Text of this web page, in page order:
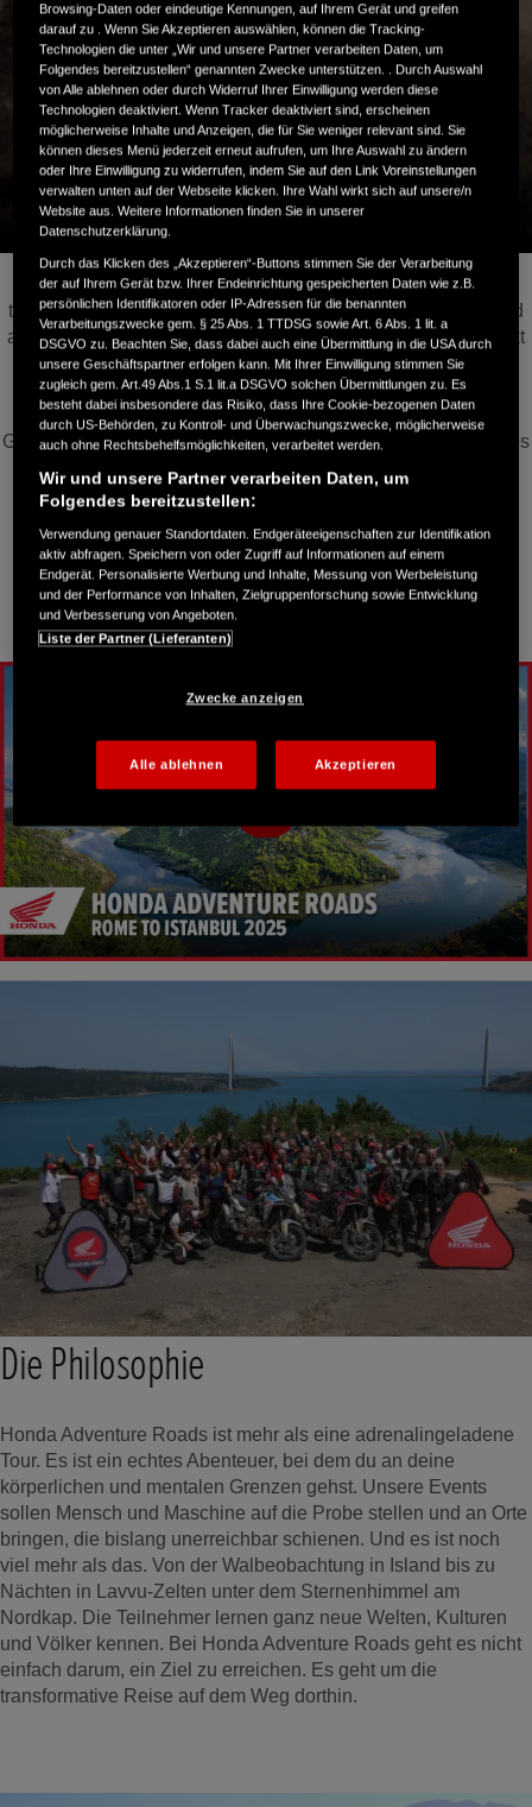
HONDA ADVENTURE ROADS
Honda Adventure Roads – das ist echtes Abenteuer auf
einer Honda.
Jedes Event ist darauf ausgelegt, die Fahrer physisch,
technisch und mental über lange Distanzen, sowohl Off-Road
als auch On-Road, an ihre Grenzen zu bringen. Im Mittelpunkt
stehen gemeinsame Abenteuer, das Fahren zusammen mit
anderen Teilnehmern, Honda-Marshals, Botschaftern und
HRC. Ein Rundum-Service mit Logistik, Unterkunft,
Gepäcktransport, Kraftstoff und Navigationsunterstützung. Dies
ermöglicht es den Fahrern, sich voll und ganz auf die Reise,
die Landschaften und True Adventure zu konzentrieren.
Honda Adventure Roads 2026
Die Philosophie
Honda Adventure Roads ist mehr als eine adrenalingeladene
Tour. Es ist ein echtes Abenteuer, bei dem du an deine
körperlichen und mentalen Grenzen gehst. Unsere Events
sollen Mensch und Maschine auf die Probe stellen und an Orte
bringen, die bislang unerreichbar schienen. Und es ist noch
viel mehr als das. Von der Walbeobachtung in Island bis zu
Nächten in Lavvu-Zelten unter dem Sternenhimmel am
Nordkap. Die Teilnehmer lernen ganz neue Welten, Kulturen
und Völker kennen. Bei Honda Adventure Roads geht es nicht
einfach darum, ein Ziel zu erreichen. Es geht um die
transformative Reise auf dem Weg dorthin.
Browsing-Daten oder eindeutige Kennungen, auf Ihrem Gerät und greifen
darauf zu . Wenn Sie Akzeptieren auswählen, können die Tracking-
Technologien die unter „Wir und unsere Partner verarbeiten Daten, um
Folgendes bereitzustellen“ genannten Zwecke unterstützen. . Durch Auswahl
von Alle ablehnen oder durch Widerruf Ihrer Einwilligung werden diese
Technologien deaktiviert. Wenn Tracker deaktiviert sind, erscheinen
möglicherweise Inhalte und Anzeigen, die für Sie weniger relevant sind. Sie
können dieses Menü jederzeit erneut aufrufen, um Ihre Auswahl zu ändern
oder Ihre Einwilligung zu widerrufen, indem Sie auf den Link Voreinstellungen
verwalten unten auf der Webseite klicken. Ihre Wahl wirkt sich auf unsere/n
Website aus. Weitere Informationen finden Sie in unserer
Datenschutzerklärung.
Durch das Klicken des „Akzeptieren“-Buttons stimmen Sie der Verarbeitung
der auf Ihrem Gerät bzw. Ihrer Endeinrichtung gespeicherten Daten wie z.B.
persönlichen Identifikatoren oder IP-Adressen für die benannten
Verarbeitungszwecke gem. § 25 Abs. 1 TTDSG sowie Art. 6 Abs. 1 lit. a
DSGVO zu. Beachten Sie, dass dabei auch eine Übermittlung in die USA durch
unsere Geschäftspartner erfolgen kann. Mit Ihrer Einwilligung stimmen Sie
zugleich gem. Art.49 Abs.1 S.1 lit.a DSGVO solchen Übermittlungen zu. Es
besteht dabei insbesondere das Risiko, dass Ihre Cookie-bezogenen Daten
durch US-Behörden, zu Kontroll- und Überwachungszwecke, möglicherweise
auch ohne Rechtsbehelfsmöglichkeiten, verarbeitet werden.
Wir und unsere Partner verarbeiten Daten, um
Folgendes bereitzustellen:
Verwendung genauer Standortdaten. Endgeräteeigenschaften zur Identifikation
aktiv abfragen. Speichern von oder Zugriff auf Informationen auf einem
Endgerät. Personalisierte Werbung und Inhalte, Messung von Werbeleistung
und der Performance von Inhalten, Zielgruppenforschung sowie Entwicklung
und Verbesserung von Angeboten.
Liste der Partner (Lieferanten)
Zwecke anzeigen
Alle ablehnen Akzeptieren